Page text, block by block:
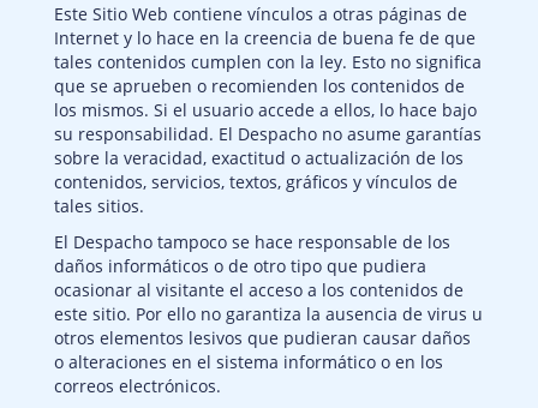
Este Sitio Web contiene vínculos a otras páginas de
Internet y lo hace en la creencia de buena fe de que
tales contenidos cumplen con la ley. Esto no significa
que se aprueben o recomienden los contenidos de
los mismos. Si el usuario accede a ellos, lo hace bajo
su responsabilidad. El Despacho no asume garantías
sobre la veracidad, exactitud o actualización de los
contenidos, servicios, textos, gráficos y vínculos de
tales sitios.
El Despacho tampoco se hace responsable de los
daños informáticos o de otro tipo que pudiera
ocasionar al visitante el acceso a los contenidos de
este sitio. Por ello no garantiza la ausencia de virus u
otros elementos lesivos que pudieran causar daños
o alteraciones en el sistema informático o en los
correos electrónicos.